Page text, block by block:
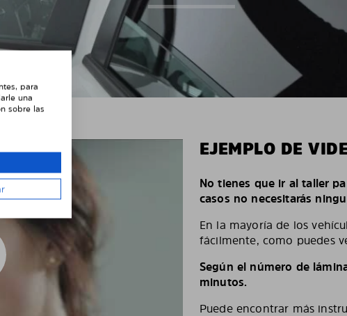
EJEMPLO DE
No tienes que ir al taller
casos no necesitarás
En la mayoría de los
fácilmente, como puedes
Según el número de
minutos.
Puede encontrar más
para
una
sobre las